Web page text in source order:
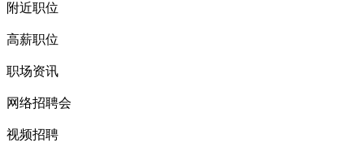
附近职位
高薪职位
职场资讯
网络招聘会
视频招聘